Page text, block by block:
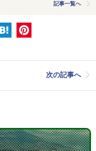
記事一覧へ
次の記事へ